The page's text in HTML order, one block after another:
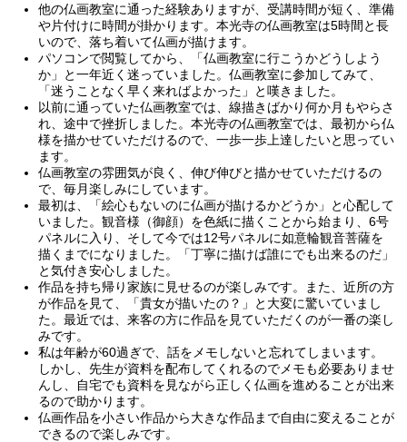
他の仏画教室に通った経験ありますが、受講時間が短く、準備
や片付けに時間が掛かります。本光寺の仏画教室は5時間と長
いので、落ち着いて仏画が描けます。
パソコンで閲覧してから、「仏画教室に行こうかどうしよう
か」と一年近く迷っていました。仏画教室に参加してみて、
「迷うことなく早く来ればよかった」と嘆きました。
以前に通っていた仏画教室では、線描きばかり何か月もやらさ
れ、途中で挫折しました。本光寺の仏画教室では、最初から仏
様を描かせていただけるので、一歩一歩上達したいと思ってい
ます。
仏画教室の雰囲気が良く、伸び伸びと描かせていただけるの
で、毎月楽しみにしています。
最初は、「絵心もないのに仏画が描けるかどうか」と心配して
いました。観音様（御顔）を色紙に描くことから始まり、6号
パネルに入り、そして今では12号パネルに如意輪観音菩薩を
描くまでになりました。「丁寧に描けば誰にでも出来るのだ」
と気付き安心しました。
作品を持ち帰り家族に見せるのが楽しみです。また、近所の方
が作品を見て、「貴女が描いたの？」と大変に驚いていまし
た。最近では、来客の方に作品を見ていただくのが一番の楽し
みです。
私は年齢が60過ぎで、話をメモしないと忘れてしまいます。
しかし、先生が資料を配布してくれるのでメモも必要ありませ
んし、自宅でも資料を見ながら正しく仏画を進めることが出来
るので助かります。
仏画作品を小さい作品から大きな作品まで自由に変えることが
できるので楽しみです。